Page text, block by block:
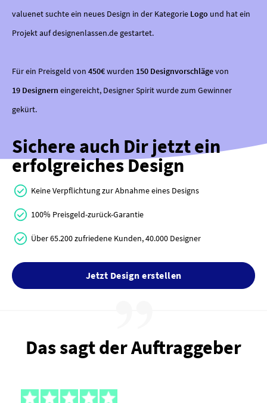
valuenet suchte ein neues Design in der Kategorie Logo und hat ein
Projekt auf designenlassen.de gestartet.
Für ein Preisgeld von 450€wurden 150 Designvorschlägevon
19 Designern eingereicht, Designer Spirit wurde zum Gewinner
gekürt.
Sichere auch Dir jetzt ein
erfolgreiches Design
Keine Verpflichtung zur Abnahme eines Designs
100% Preisgeld-zurück-Garantie
Über 65.200 zufriedene Kunden, 40.000 Designer
Jetzt Design erstellen
Das sagt der Auftraggeber